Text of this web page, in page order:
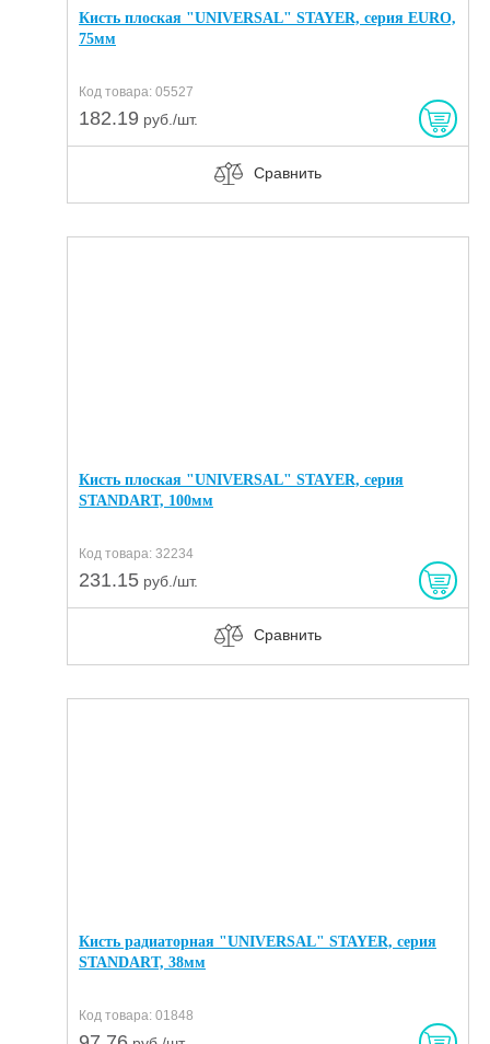
Кисть плоская "UNIVERSAL" STAYER, серия EURO,
75мм
Код товара: 05527
182.19 руб./шт.
Сравнить
Кисть плоская "UNIVERSAL" STAYER, серия
STANDART, 100мм
Код товара: 32234
231.15 руб./шт.
Сравнить
Кисть радиаторная "UNIVERSAL" STAYER, серия
STANDART, 38мм
Код товара: 01848